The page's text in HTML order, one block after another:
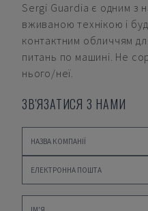
Sergi Guardia є одним з
вживаною технікою і
контактним обличчям
питань по машині. Не
нього/неї.
ЗВ'ЯЗАТИСЯ З НАМИ